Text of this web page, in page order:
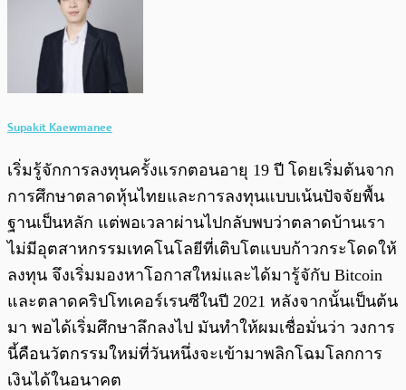
Supakit Kaewmanee
เริ่มรู้จักการลงทุนครั้งแรกตอนอายุ 19 ปี โดยเริ่มต้นจาก
การศึกษาตลาดหุ้นไทยและการลงทุนแบบเน้นปัจจัยพื้น
ฐานเป็นหลัก แต่พอเวลาผ่านไปกลับพบว่าตลาดบ้านเรา
ไม่มีอุตสาหกรรมเทคโนโลยีที่เติบโตแบบก้าวกระโดดให้
ลงทุน จึงเริ่มมองหาโอกาสใหม่และได้มารู้จักับ Bitcoin
และตลาดคริปโทเคอร์เรนซีในปี 2021 หลังจากนั้นเป็นต้น
มา พอได้เริ่มศึกษาลึกลงไป มันทำให้ผมเชื่อมั่นว่า วงการ
นี้คือนวัตกรรมใหม่ที่วันหนึ่งจะเข้ามาพลิกโฉมโลกการ
เงินได้ในอนาคต